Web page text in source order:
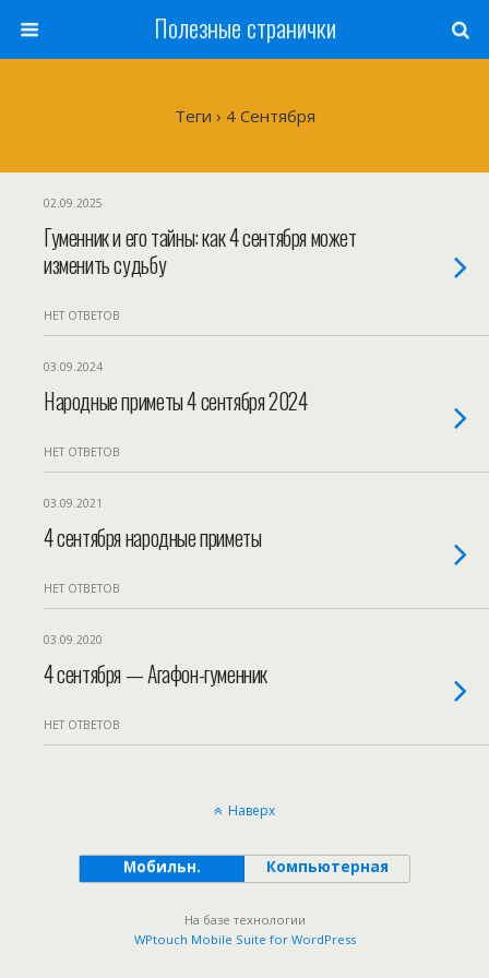
Полезные странички
Теги › 4 Сентября
02.09.2025
Гуменник и его тайны: как 4 сентября может
изменить судьбу
НЕТ ОТВЕТОВ
03.09.2024
Народные приметы 4 сентября 2024
НЕТ ОТВЕТОВ
03.09.2021
4 сентября народные приметы
НЕТ ОТВЕТОВ
03.09.2020
4 сентября — Агафон-гуменник
НЕТ ОТВЕТОВ
Наверх
Мобильн. Компьютерная
На базе технологии
WPtouch Mobile Suite for WordPress